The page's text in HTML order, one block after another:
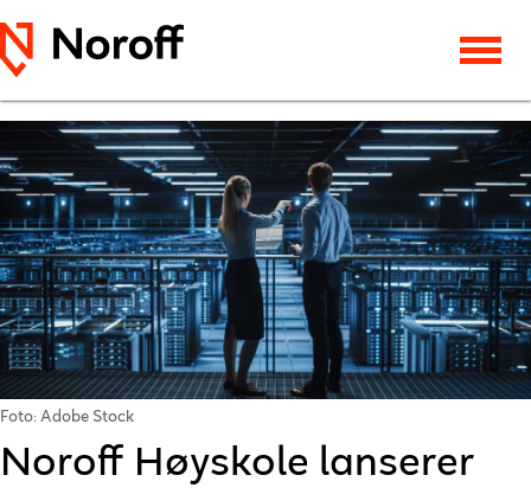
Foto: Adobe Stock
Noroff Høyskole lanserer